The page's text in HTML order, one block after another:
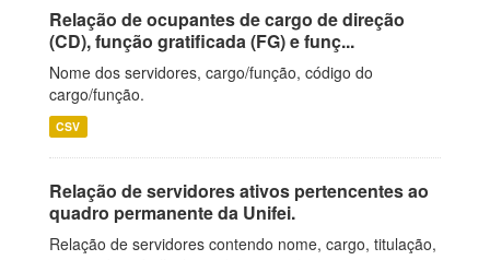
Relação de ocupantes de cargo de direção
(CD), função gratificada (FG) e funç...
Nome dos servidores, cargo/função, código do
cargo/função.
CSV
Relação de servidores ativos pertencentes ao
quadro permanente da Unifei.
Relação de servidores contendo nome, cargo, titulação,